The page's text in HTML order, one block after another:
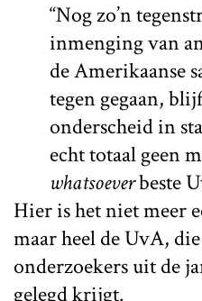
“Nog zo’n
inmenging van
de Amerikaanse
tegen gegaan,
onderscheid in
echt totaal geen
whatsoeverbeste
Hier is het niet meer
maar heel de UvA,
onderzoekers uit de
gelegd krijgt.